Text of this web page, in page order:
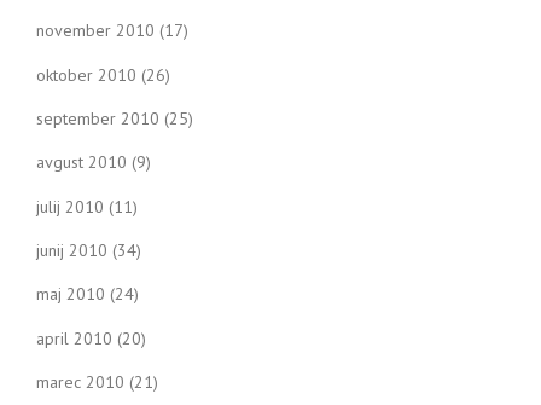
november 2010 (17)
oktober 2010 (26)
september 2010 (25)
avgust 2010 (9)
julij 2010 (11)
junij 2010 (34)
maj 2010 (24)
april 2010 (20)
marec 2010 (21)